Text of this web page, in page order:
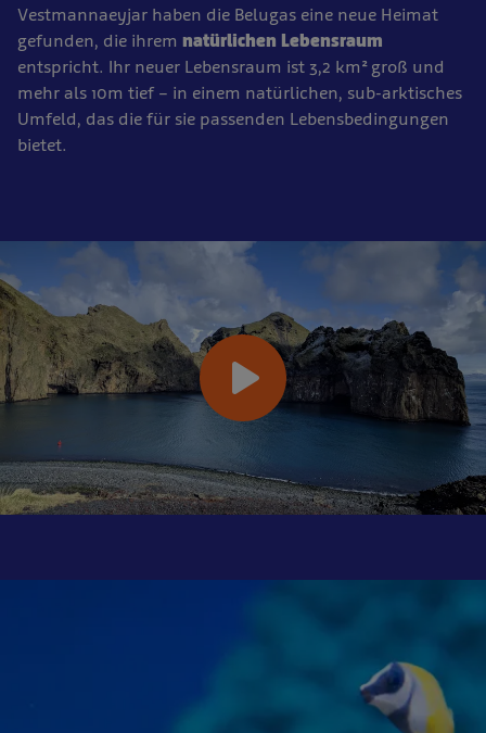
Vestmannaeyjar haben die Belugas eine neue Heimat
gefunden, die ihrem natürlichen Lebensraum
entspricht. Ihr neuer Lebensraum ist 3,2 km² groß und
mehr als 10m tief – in einem natürlichen, sub-arktisches
Umfeld, das die für sie passenden Lebensbedingungen
bietet.